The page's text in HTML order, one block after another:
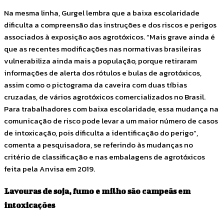
Na mesma linha, Gurgel lembra que a baixa escolaridade
dificulta a compreensão das instruções e dos riscos e perigos
associados à exposição aos agrotóxicos. “Mais grave ainda é
que as recentes modificações nas normativas brasileiras
vulnerabiliza ainda mais a população, porque retiraram
informações de alerta dos rótulos e bulas de agrotóxicos,
assim como o pictograma da caveira com duas tíbias
cruzadas, de vários agrotóxicos comercializados no Brasil.
Para trabalhadores com baixa escolaridade, essa mudança na
comunicação de risco pode levar a um maior número de casos
de intoxicação, pois dificulta a identificação do perigo”,
comenta a pesquisadora, se referindo às mudanças no
critério de classificação e nas embalagens de agrotóxicos
feita pela Anvisa em 2019.
Lavouras de soja, fumo e milho são campeãs em
intoxicações